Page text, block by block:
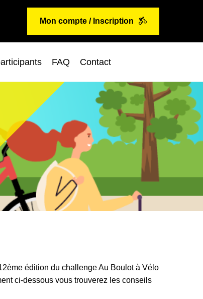
Mon compte / Inscription
FAQ Contact
édition du challenge Au Boulot à Vélo
ci-dessous vous trouverez les conseils